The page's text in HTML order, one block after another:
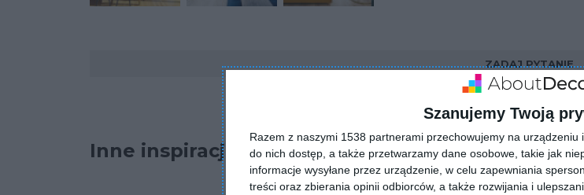
Szanujemy Twoją
Razem z naszymi 1538 partnerami przechowujemy na
do nich dostęp, a także przetwarzamy dane osobowe, takie jak
informacje wysyłane przez urządzenie, w celu zapewniania
treści oraz zbierania opinii odbiorców, a także rozwijania i
ZADAJ PYTANIE
Inne inspiracje